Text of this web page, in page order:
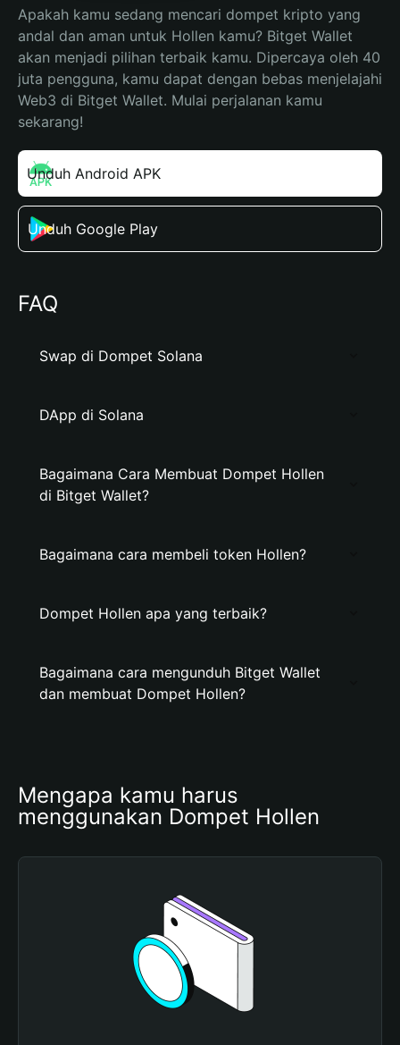
Apakah kamu sedang mencari dompet kripto yang
andal dan aman untuk Hollen kamu? Bitget Wallet
akan menjadi pilihan terbaik kamu. Dipercaya oleh 40
juta pengguna, kamu dapat dengan bebas menjelajahi
Web3 di Bitget Wallet. Mulai perjalanan kamu
sekarang!
Unduh Android APK
Unduh Google Play
FAQ
Swap di Dompet Solana
DApp di Solana
Bagaimana Cara Membuat Dompet Hollen
di Bitget Wallet?
Bagaimana cara membeli token Hollen?
Dompet Hollen apa yang terbaik?
Bagaimana cara mengunduh Bitget Wallet
dan membuat Dompet Hollen?
Mengapa kamu harus
menggunakan Dompet Hollen